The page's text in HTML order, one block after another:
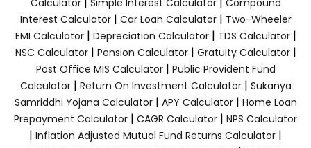
Calculator
Simple Interest Calculator
Compound
Interest Calculator| Car Loan Calculator| Two-Wheeler
EMI Calculator| Depreciation Calculator| TDS Calculator|
NSC Calculator| Pension Calculator| Gratuity Calculator|
Post Office MIS Calculator| Public Provident Fund
Calculator| Return On Investment Calculator| Sukanya
Samriddhi Yojana Calculator| APY Calculator| Home Loan
Prepayment Calculator | CAGR Calculator | NPS Calculator
| Inflation Adjusted Mutual Fund Returns Calculator |